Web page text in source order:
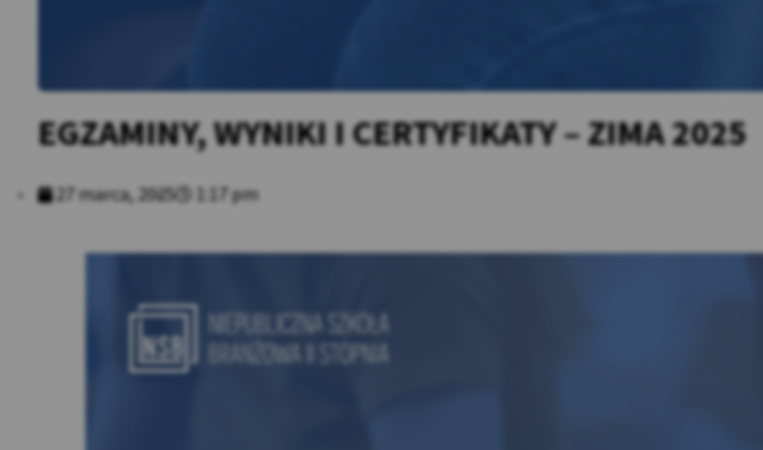
EGZAMINY, WYNIKI I CERTYFIKATY – ZIMA 2025
27 marca, 2025 1:17 pm